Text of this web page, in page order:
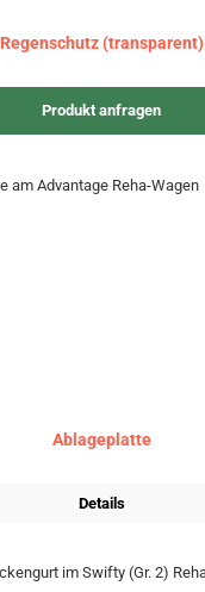
Regenschutz (transparent)
Produkt anfragen
Ablageplatte
Details